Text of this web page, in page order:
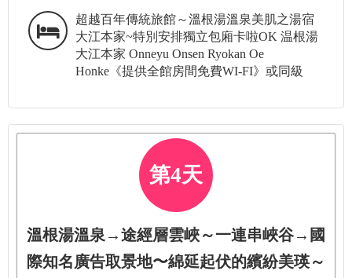
超越百年傳統旅館～溫根湯溫泉美肌之湯宿
大江本家~特別安排獨立包廂卡啦OK 温根湯
大江本家 Onneyu Onsen Ryokan Oe
Honke《提供全館房間免費WI-FI》或同級
第4天
溫根湯溫泉→途經層雲峽～一連串峽谷→國
際知名廣告取景地〜綿延起伏的繽紛美瑛～